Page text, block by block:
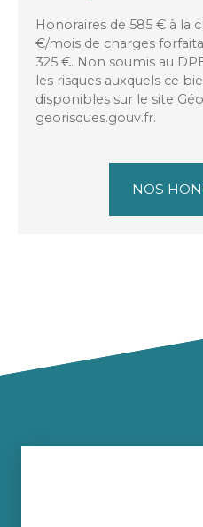
Honoraires de 585 € à la
€/mois de charges
325 €. Non soumis au
les risques auxquels ce
disponibles sur le site
georisques.gouv.fr.
NOS